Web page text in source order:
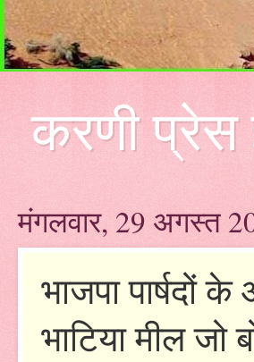
करणी प्रेस
मंगलवार, 29 अगस्त
भाजपा पार्षदों
भाटिया मील जो